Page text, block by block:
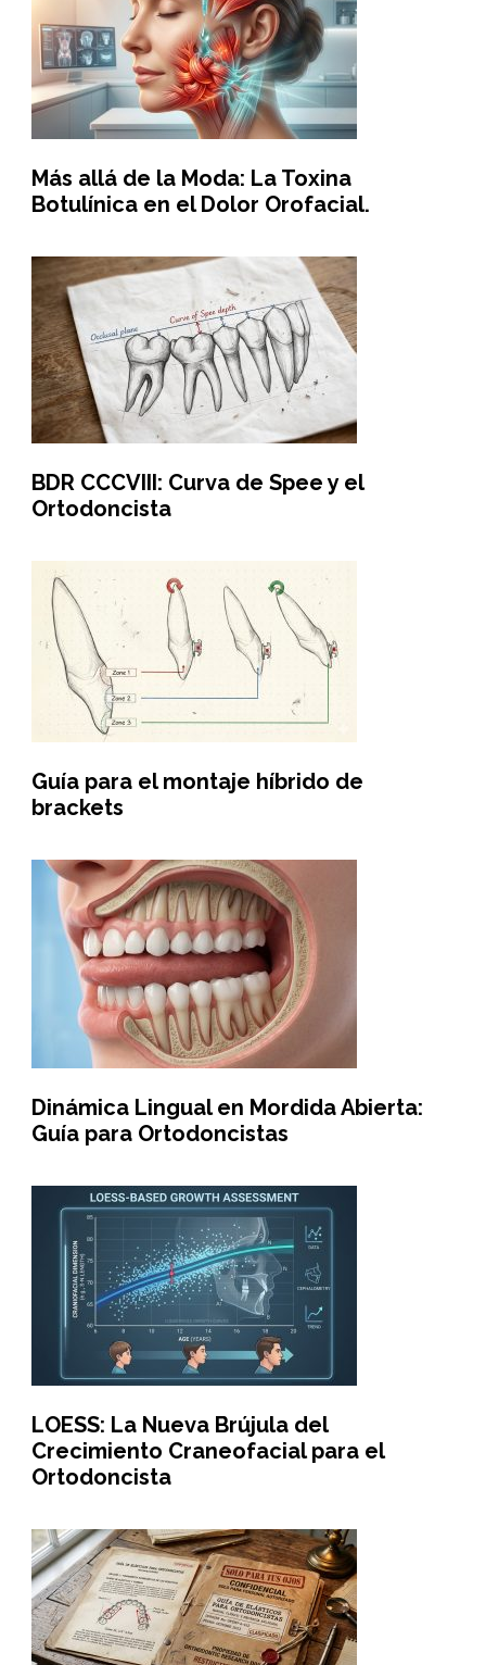
Más allá de la Moda: La Toxina
Botulínica en el Dolor Orofacial.
BDR CCCVIII: Curva de Spee y el
Ortodoncista
Guía para el montaje híbrido de
brackets
Dinámica Lingual en Mordida Abierta:
Guía para Ortodoncistas
LOESS: La Nueva Brújula del
Crecimiento Craneofacial para el
Ortodoncista